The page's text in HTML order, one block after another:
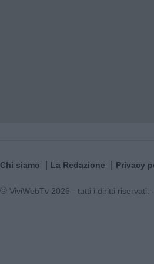
Chi siamo La Redazione Privacy
© ViviWebTv 2026 - tutti i diritti